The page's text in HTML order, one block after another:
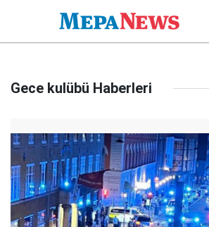
Gece kulübü Haberleri